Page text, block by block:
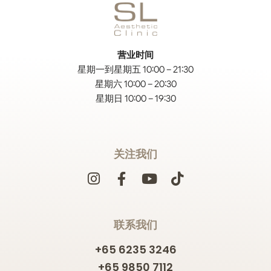
营业时间
星期一到星期五 10:00 – 21:30
星期六 10:00 – 20:30
星期日 10:00 – 19:30
关注我们
联系我们
+65 6235 3246
+65 9850 7112